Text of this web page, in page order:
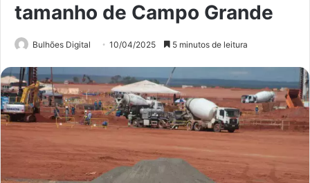
tamanho de Campo Grande
Bulhões Digital 10/04/2025 5 minutos de leitura